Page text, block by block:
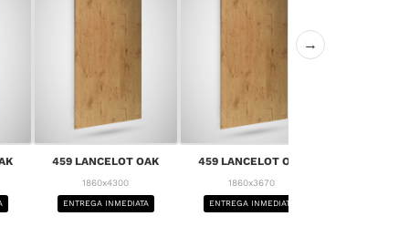
459 LANCELOT OAK
1860x4300
ENTREGA INMEDIATA
459 LANCELOT OAK
1860x3670
ENTREGA INMEDIATA
→